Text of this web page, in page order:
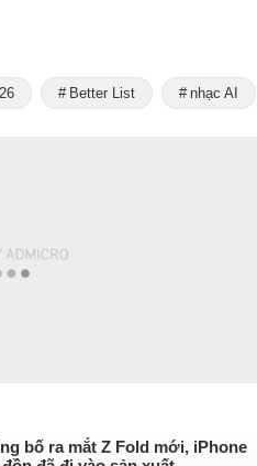
Better List nhạc AI
bố ra mắt Z Fold mới, iPhone